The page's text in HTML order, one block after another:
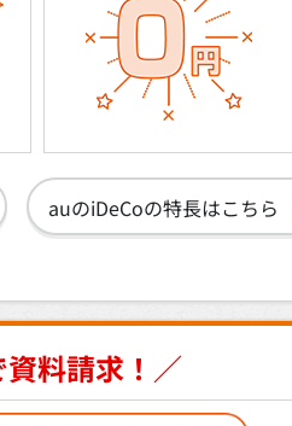
auのiDeCoの特長はこちら
料請求！／